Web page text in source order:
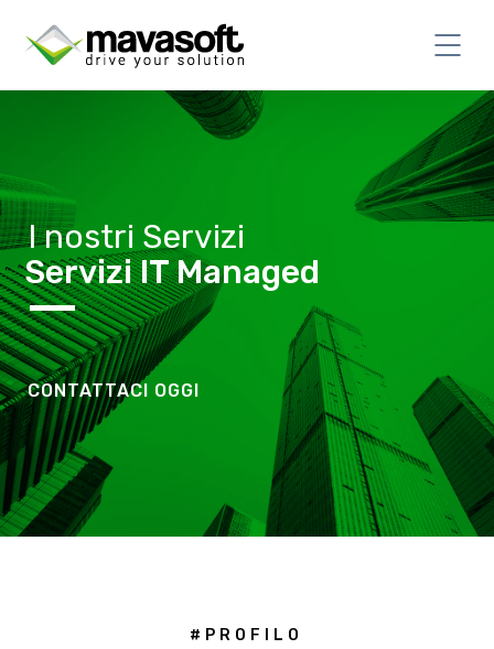
I nostri Servizi
Servizi IT Managed
CONTATTACI OGGI
#PROFILO